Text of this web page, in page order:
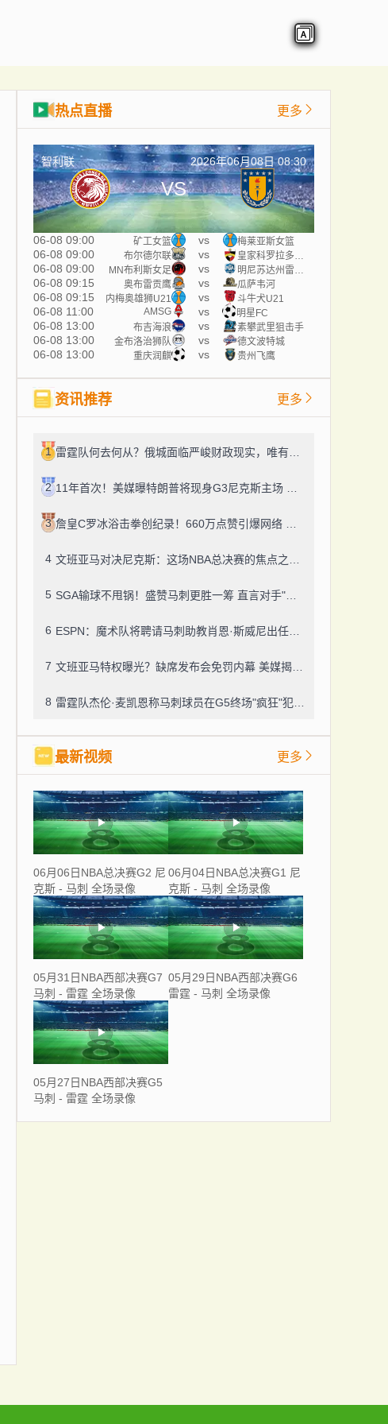
热点直播 更多
智利联 2026年06月08日 08:30
VS
06-08 09:00 矿工女篮 vs 梅莱亚斯女篮
06-08 09:00 布尔德尔联 vs
06-08 09:00 MN布利斯女足 vs
06-08 09:15 奥布雷贡鹰 vs 瓜萨韦河
06-08 09:15 内梅奥雄狮U21 vs 斗牛犬U21
06-08 11:00 AMSG vs 明星FC
06-08 13:00 布吉海浪 vs 素攀武里狙击手
06-08 13:00 金布洛治狮队 vs 德文波特城
06-08 13:00 重庆润麒 vs 贵州飞鹰
资讯推荐 更多
1
2
3
4
5
6
7
8
最新视频 更多
06月06日NBA总决赛G2 尼
克斯 - 马刺 全场录像
06月04日NBA总决赛G1 尼
克斯 - 马刺 全场录像
05月31日NBA西部决赛G7
马刺 - 雷霆 全场录像
05月29日NBA西部决赛G6
雷霆 - 马刺 全场录像
05月27日NBA西部决赛G5
马刺 - 雷霆 全场录像